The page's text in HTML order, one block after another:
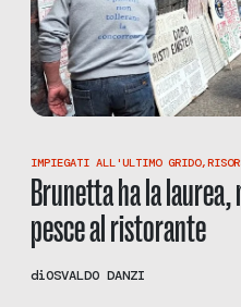
IMPIEGATI ALL'ULTIMO GRIDO,
Brunetta ha la
pesce al ristorante
diOSVALDO DANZI